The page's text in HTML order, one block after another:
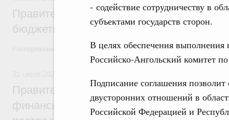
- содействие сотрудничеству в
субъектами государств сторон.
В целях обеспечения
Российско-Ангольский комитет
Подписание соглашения позволит
двусторонних отношений в
Российской Федерацией и
Правительство спишет часть
бюджетным кредитам ещё двум
Распоряжение от 29 июля 2026 года №2016-р
Правительство выделило
финансирование Дагестану и Чечне на